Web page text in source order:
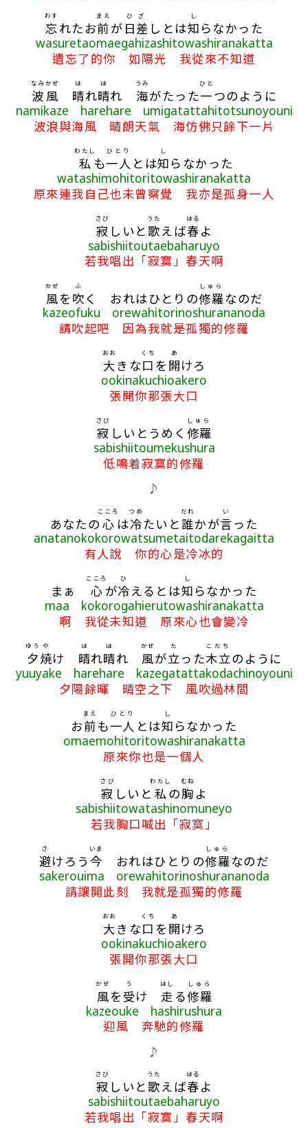
忘
わす
れたお前
まえ
が 日差
ひざ
しとは知
し
らなかった
wasuretaomaegahizashitowashiranakatta
遺忘了的你 如陽光 我從來不知道
波
なみ
風
かぜ
晴
は
れ晴
は
れ 海
うみ
がたった一
ひと
つのように
namikaze harehare umigatattahitotsunoyouni
波浪與海風 晴朗天氣 海仿佛只餘下一片
私
わたし
も一人
ひとり
とは知
し
らなかった
watashimohitoritowashiranakatta
原來連我自己也未曾察覺 我亦是孤身一人
寂
さび
しいと歌
うた
えば春
はる
よ
sabishiitoutaebaharuyo
若我唱出「寂寞」春天啊
風
かぜ
を 吹
ふ
く おれはひとりの修羅
しゅら
なのだ
kazeofuku orewahitorinoshurananoda
請吹起吧 因為我就是孤獨的修羅
大
おお
きな口
くち
を 開
あ
けろ
ookinakuchioakero
張開你那張大口
寂
さび
しいとうめく 修羅
しゅら
sabishiitoumekushura
低鳴着寂寞的修羅
♪
あなたの 心
こころ
は冷
つめ
たいと誰
だれ
かが言
い
った
anatanokokorowatsumetaitodarekagaitta
有人說 你的心是冷冰的
まぁ 心
こころ
が冷
ひ
えるとは知
し
らなかった
maa kokorogahierutowashiranakatta
啊 我從未知道 原來心也會變冷
夕
ゆう
焼
や
け 晴
は
れ晴
は
れ 風
かぜ
が立
た
った木立
こだち
のように
yuuyake harehare kazegatattakodachinoyouni
夕陽餘暉 晴空之下 風吹過林間
お前
まえ
も一人
ひとり
とは知
し
らなかった
omaemohitoritowashiranakatta
原來你也是一個人
寂
さび
しいと 私
わたし
の胸
むね
よ
sabishiitowatashinomuneyo
若我胸口喊出「寂寞」
避
さ
けろう 今
いま
おれはひとりの修羅
しゅら
なのだ
sakerouima orewahitorinoshurananoda
請讓開此刻 我就是孤獨的修羅
大
おお
きな口
くち
を 開
あ
けろ
ookinakuchioakero
張開你那張大口
風
かぜ
を 受
う
け 走
はし
る修羅
しゅら
kazeouke hashirushura
迎風 奔馳的修羅
♪
寂
さび
しいと歌
うた
えば春
はる
よ
sabishiitoutaebaharuyo
若我唱出「寂寞」春天啊